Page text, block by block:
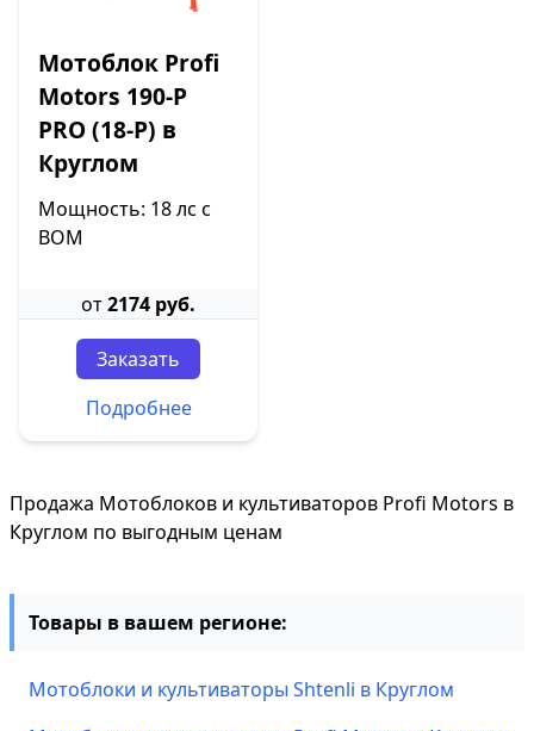
Мотоблок Profi
Motors 190-P
PRO (18-P) в
Круглом
Мощность: 18 лс с
ВОМ
от2174 руб.
Заказать
Подробнее
Продажа Мотоблоков и культиваторов Profi Motors в
Круглом по выгодным ценам
Товары в вашем регионе:
Мотоблоки и культиваторы Shtenli в Круглом